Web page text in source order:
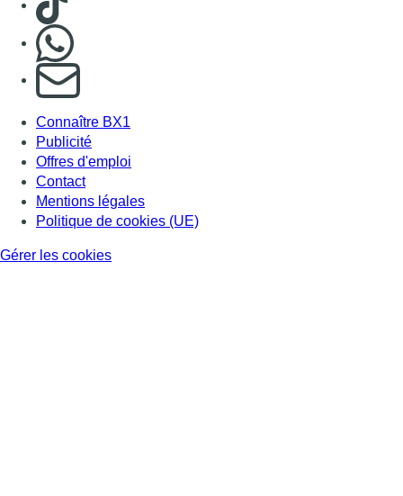
S'abonner à notre newsletter
Connaître BX1
Publicité
Offres d'emploi
Contact
Mentions légales
Politique de cookies (UE)
Gérer les cookies